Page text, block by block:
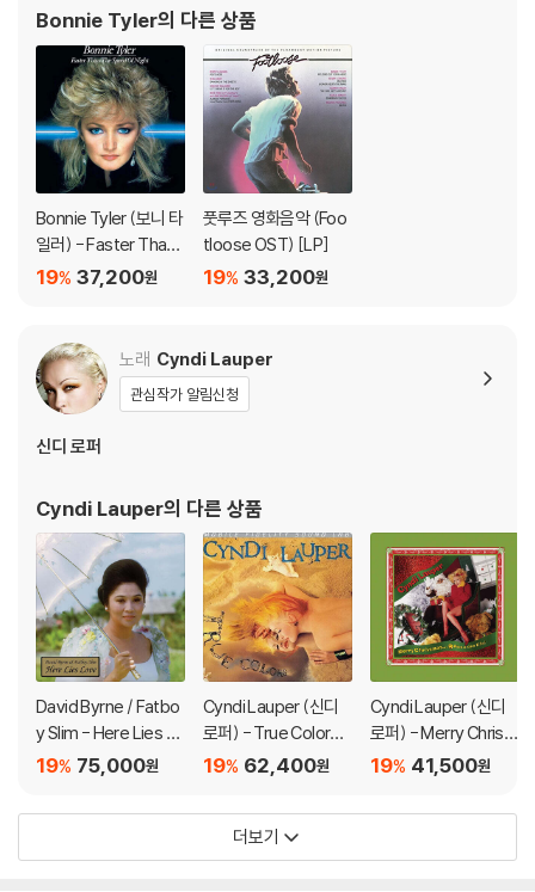
Bonnie Tyler의 다른 상품
Bonnie Tyler (보니 타
일러) - Faster Than t
he Speed of Night
37,200원
19%
풋루즈 영화음악 (Foo
tloose OST) [LP]
33,200원
19%
노래 Cyndi Lauper
관심작가 알림신청
신디 로퍼
Cyndi Lauper의 다른 상품
David Byrne / Fatbo
y Slim - Here Lies Lo
ve [2LP]75,000원
19%
Cyndi Lauper (신디
로퍼) - True Colors
[LP] 62,400원
19%
Cyndi Lauper (신디
로퍼) - Merry Christ
mas…Have a Nice Li
용돌이 컬러 LP]
41,500원
19%
더보기